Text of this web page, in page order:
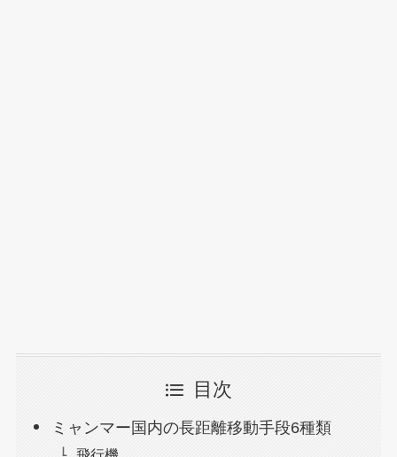
目次
ミャンマー国内の長距離移動手段6種類